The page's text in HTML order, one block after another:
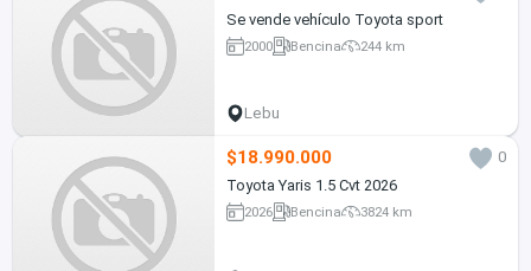
Se vende vehículo Toyota sport
2000 Bencina 244 km
Lebu
$18.990.000
0
Toyota Yaris 1.5 Cvt 2026
2026 Bencina 3824 km